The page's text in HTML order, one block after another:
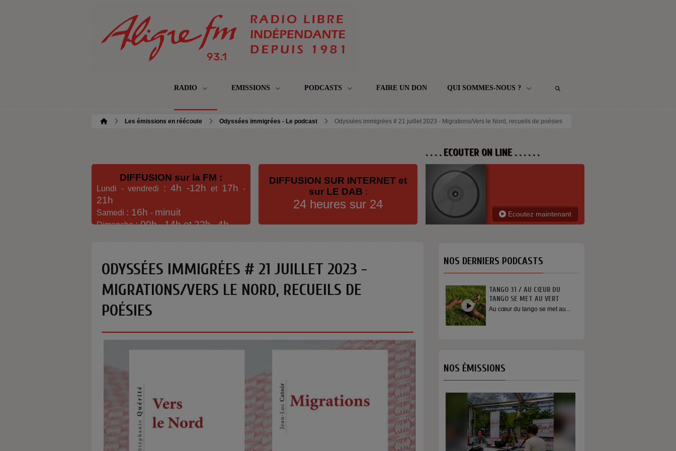
RADIO EMISSIONS PODCASTS FAIRE UN DON QUI SOMMES-NOUS ?
Les émissions en réécoute Odyssées immigrées - Le podcast Odyssées immigrées # 21 juillet 2023 - Migrations/Vers le Nord, recueils de poésies
DIFFUSION sur la FM :
Lundi - vendredi : 4h -12h et 17h -
21h
Samedi : 16h - minuit
Dimanche: 00h -14h et 22h-4h
DIFFUSION SUR INTERNET et
sur LE DAB :
24 heures sur 24
. . . . ECOUTER ON LINE . . . . . .
Ecoutez maintenant
ODYSSÉES IMMIGRÉES # 21 JUILLET 2023 -
MIGRATIONS/VERS LE NORD, RECUEILS DE
POÉSIES
NOS DERNIERS PODCASTS
TANGO 31 / AU CŒUR DU
TANGO SE MET AU VERT
Au cœur du tango se met au...
NOS ÉMISSIONS